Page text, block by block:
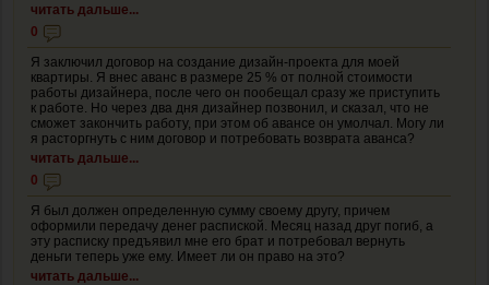
читать дальше...
0
Я заключил договор на создание дизайн-проекта для моей
квартиры. Я внес аванс в размере 25 % от полной стоимости
работы дизайнера, после чего он пообещал сразу же приступить
к работе. Но через два дня дизайнер позвонил, и сказал, что не
сможет закончить работу, при этом об авансе он умолчал. Могу ли
я расторгнуть с ним договор и потребовать возврата аванса?
читать дальше...
0
Я был должен определенную сумму своему другу, причем
оформили передачу денег распиской. Месяц назад друг погиб, а
эту расписку предъявил мне его брат и потребовал вернуть
деньги теперь уже ему. Имеет ли он право на это?
читать дальше...